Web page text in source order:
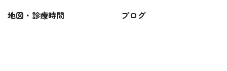
地図・診療時間 ブログ